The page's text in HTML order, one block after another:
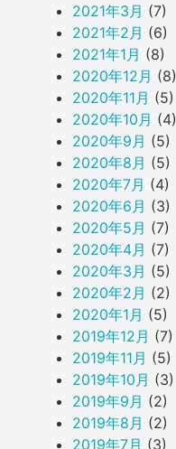
2021年3月 (7)
2021年2月 (6)
2021年1月 (8)
2020年12月 (8)
2020年11月 (5)
2020年10月 (4)
2020年9月 (5)
2020年8月 (5)
2020年7月 (4)
2020年6月 (3)
2020年5月 (7)
2020年4月 (7)
2020年3月 (5)
2020年2月 (2)
2020年1月 (5)
2019年12月 (7)
2019年11月 (5)
2019年10月 (3)
2019年9月 (2)
2019年8月 (2)
2019年7月 (3)